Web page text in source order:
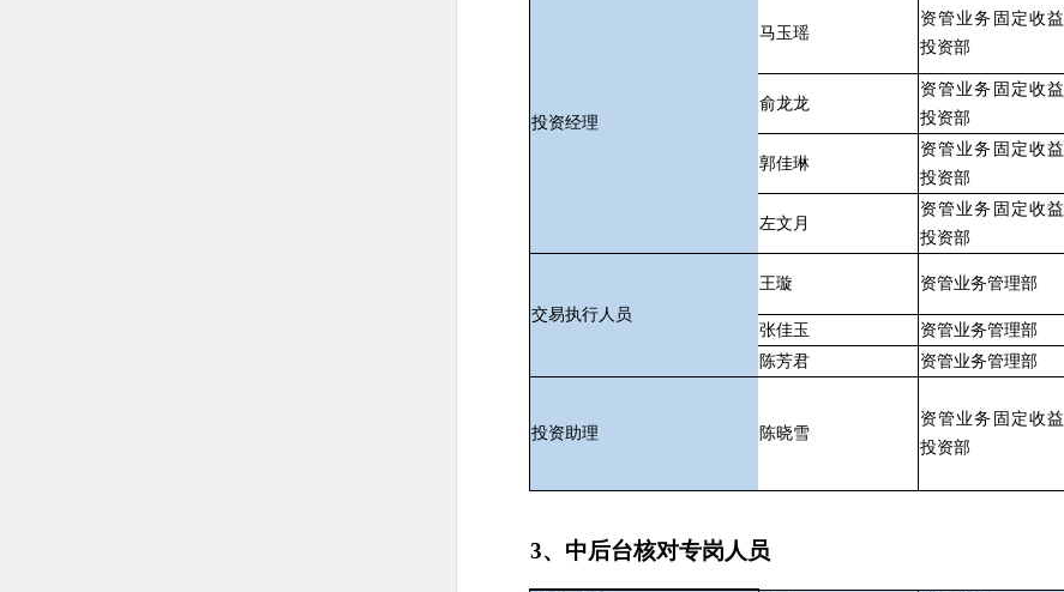
投资经理
马玉瑶
资管业务固定收益
投资部
俞龙龙
资管业务固定收益
投资部
郭佳琳
资管业务固定收益
投资部
左文月
资管业务固定收益
投资部
交易执行人员
王璇 资管业务管理部
张佳玉 资管业务管理部
陈芳君
资管业务管理部
投资助理 陈晓雪
资管业务固定收益
投资部
3、中后台核对专岗人员